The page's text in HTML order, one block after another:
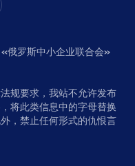
«俄罗斯中小企业联合会»
规要求，我站不允许发布
将此类信息中的字母替换
，禁止任何形式的仇恨言